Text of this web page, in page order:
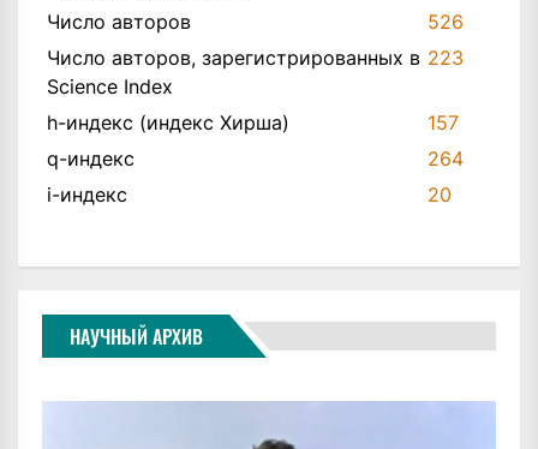
Число авторов
526
Число авторов, зарегистрированных в
Science Index
223
h-индекс (индекс Хирша)
157
q-индекс
264
i-индекс
20
НАУЧНЫЙ АРХИВ